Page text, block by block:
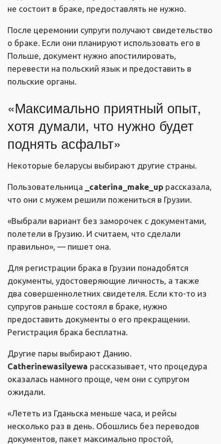
не состоит в браке, предоставлять не нужно.
После церемонии супруги получают свидетельство
о браке. Если они планируют использовать его в
Польше, документ нужно апостилировать,
перевести на польский язык и предоставить в
польские органы.
«Максимально приятный опыт,
хотя думали, что нужно будет
поднять асфальт»
Некоторые беларусы выбирают другие страны.
Пользовательница _caterina_make_up рассказала,
что они с мужем решили пожениться в Грузии.
«Выбрали вариант без заморочек с документами,
полетели в Грузию. И считаем, что сделали
правильно», — пишет она.
Для регистрации брака в Грузии понадобятся
документы, удостоверяющие личность, а также
два совершеннолетних свидетеля. Если кто-то из
супругов раньше состоял в браке, нужно
предоставить документы о его прекращении.
Регистрация брака бесплатна.
Другие пары выбирают Данию.
Catherinewasilyewa рассказывает, что процедура
оказалась намного проще, чем они с супругом
ожидали.
«Лететь из Гданьска меньше часа, и рейсы
несколько раз в день. Обошлись без переводов
документов, пакет максимально простой,